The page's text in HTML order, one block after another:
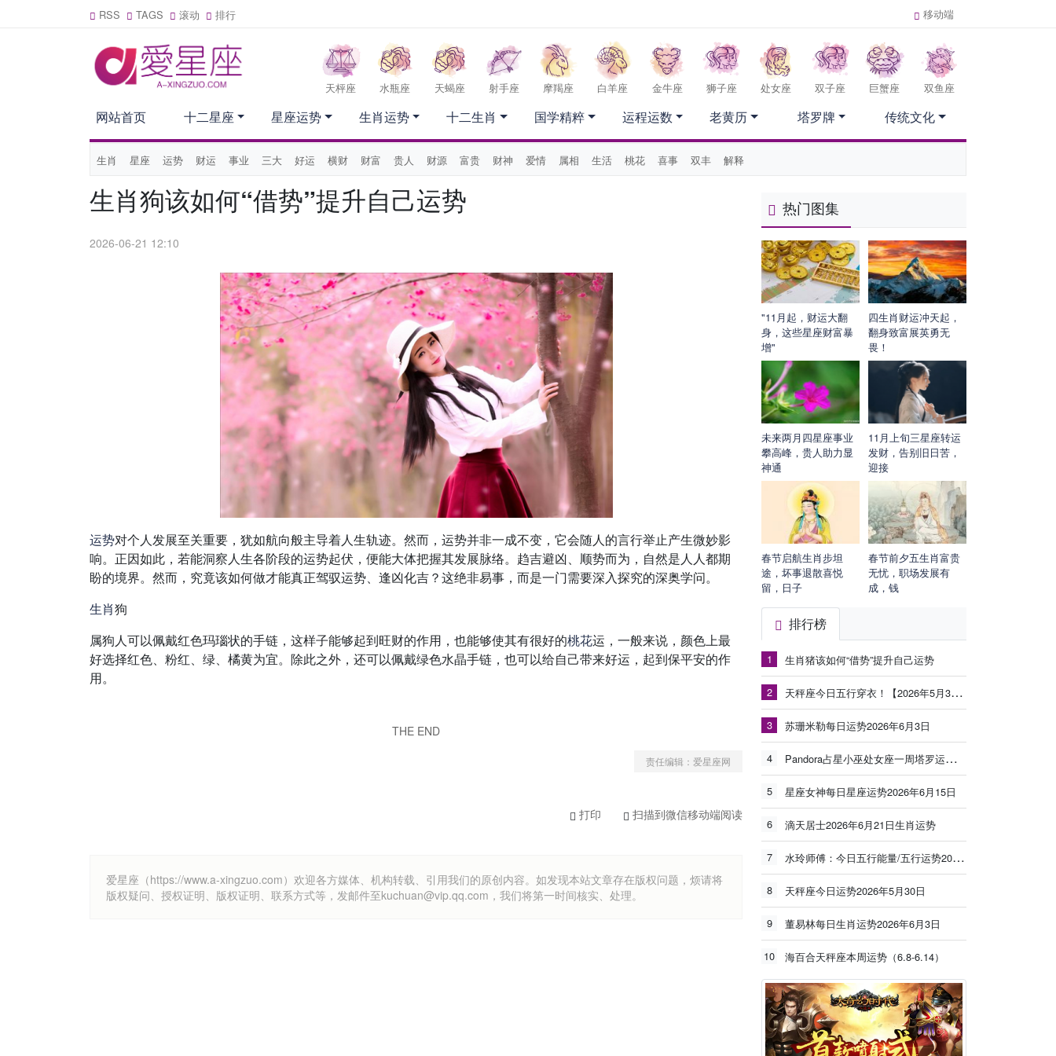
RSS TAGS 滚动 排行 移动端
天枰座 水瓶座 天蝎座 射手座 摩羯座 白羊座 金牛座 狮子座 处女座 双子座 巨蟹座 双鱼座
网站首页
生肖 星座 运势 财运 事业 三大 好运 横财 财富 贵人 财源 富贵 财神 爱情 属相 生活 桃花 喜事 双丰 解释
十二星座 星座运势 生肖运势 十二生肖 国学精粹 运程运数 老黄历 塔罗牌 传统文化
生肖狗该如何“借势”提升自己运势
2026-06-21 12:10
运势对个人发展至关重要，犹如航向般主导着人生轨迹。然而，运势并非一成不变，它会随人的言行举止产生微妙影
响。正因如此，若能洞察人生各阶段的运势起伏，便能大体把握其发展脉络。趋吉避凶、顺势而为，自然是人人都期
盼的境界。然而，究竟该如何做才能真正驾驭运势、逢凶化吉？这绝非易事，而是一门需要深入探究的深奥学问。
生肖狗
属狗人可以佩戴红色玛瑙状的手链，这样子能够起到旺财的作用，也能够使其有很好的桃花运，一般来说，颜色上最
好选择红色、粉红、绿、橘黄为宜。除此之外，还可以佩戴绿色水晶手链，也可以给自己带来好运，起到保平安的作
用。
THE END
责任编辑：爱星座网
打印 扫描到微信移动端阅读
爱星座（https://www.a-xingzuo.com）欢迎各方媒体、机构转载、引用我们的原创内容。如发现本站文章存在版权问题，烦请将
版权疑问、授权证明、版权证明、联系方式等，发邮件至kuchuan@vip.qq.com，我们将第一时间核实、处理。
热门图集
"11月起，财运大翻
身，这些星座财富暴
增"
四生肖财运冲天起，
翻身致富展英勇无
畏！
未来两月四星座事业
攀高峰，贵人助力显
神通
11月上旬三星座转运
发财，告别旧日苦，
迎接
春节启航生肖步坦
途，坏事退散喜悦
留，日子
春节前夕五生肖富贵
无忧，职场发展有
成，钱
排行榜
1 生肖猪该如何“借势”提升自己运势
2 天秤座今日五行穿衣！【2026年5月30日】
3 苏珊米勒每日运势2026年6月3日
4 Pandora占星小巫处女座一周塔罗运势（6.8-6.14）
5 星座女神每日星座运势2026年6月15日
6 滴天居士2026年6月21日生肖运势
7 水玲师傅：今日五行能量/五行运势2026年5月25日
8 天秤座今日运势2026年5月30日
9 董易林每日生肖运势2026年6月3日
10 海百合天秤座本周运势（6.8-6.14）